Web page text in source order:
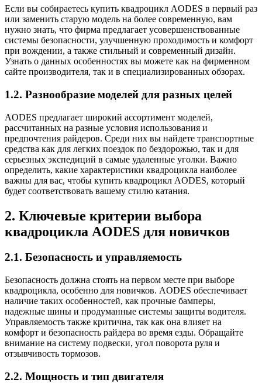
Если вы собираетесь купить квадроцикл AODES в первый раз
или заменить старую модель на более современную, вам
нужно знать, что фирма предлагает усовершенствованные
системы безопасности, улучшенную проходимость и комфорт
при вождении, а также стильный и современный дизайн.
Узнать о данных особенностях вы можете как на фирменном
сайте производителя, так и в специализированных обзорах.
1.2. Разнообразие моделей для разных целей
AODES предлагает широкий ассортимент моделей,
рассчитанных на разные условия использования и
предпочтения райдеров. Среди них вы найдете транспортные
средства как для легких поездок по бездорожью, так и для
серьезных экспедиций в самые удаленные уголки. Важно
определить, какие характеристики квадроцикла наиболее
важны для вас, чтобы купить квадроцикл AODES, который
будет соответствовать вашему стилю катания.
2. Ключевые критерии выбора
квадроцикла AODES для новичков
2.1. Безопасность и управляемость
Безопасность должна стоять на первом месте при выборе
квадроцикла, особенно для новичков. AODES обеспечивает
наличие таких особенностей, как прочные бамперы,
надежные шины и продуманные системы защиты водителя.
Управляемость также критична, так как она влияет на
комфорт и безопасность райдера во время езды. Обращайте
внимание на систему подвески, угол поворота руля и
отзывчивость тормозов.
2.2. Мощность и тип двигателя